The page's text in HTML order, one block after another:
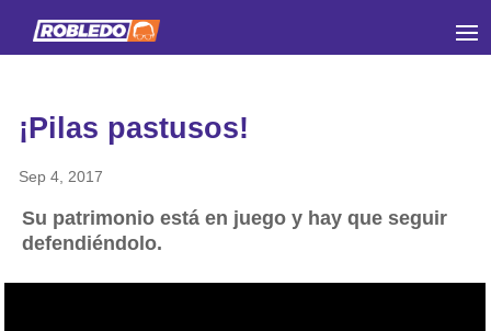
¡Pilas pastusos!
Sep 4, 2017
Su patrimonio está en juego y hay que seguir
defendiéndolo.